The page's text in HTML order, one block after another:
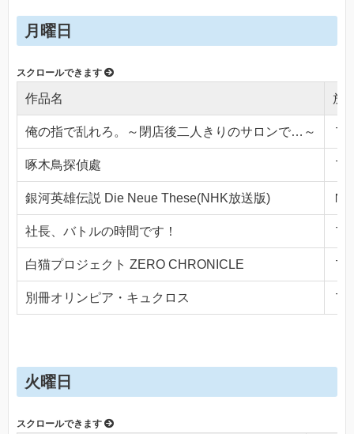
月曜日
作品名 放
俺の指で乱れろ。～閉店後二人きりのサロンで…～ Ｔ
啄木鳥探偵處 Ｔ
銀河英雄伝説 Die Neue These(NHK放送版) Ｎ
社長、バトルの時間です！ Ｔ
白猫プロジェクト ZERO CHRONICLE Ｔ
別冊オリンピア・キュクロス Ｔ
火曜日